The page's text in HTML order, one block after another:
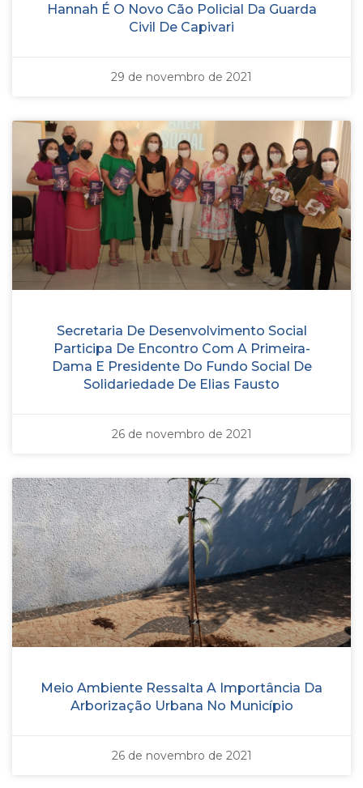
Hannah É O Novo Cão Policial Da Guarda
Civil De Capivari
29 de novembro de 2021
Secretaria De Desenvolvimento Social
Participa De Encontro Com A Primeira-
Dama E Presidente Do Fundo Social De
Solidariedade De Elias Fausto
26 de novembro de 2021
Meio Ambiente Ressalta A Importância Da
Arborização Urbana No Município
26 de novembro de 2021